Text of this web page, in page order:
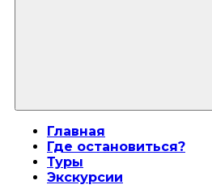
Главная
Где остановиться?
Туры
Экскурсии